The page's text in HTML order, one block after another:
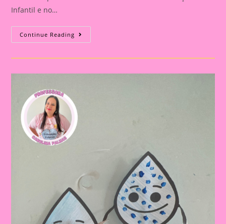
Infantil e no…
Continue Reading Atividade
Dia
Água
O
Dia
Da
Água
Na
Fundamental